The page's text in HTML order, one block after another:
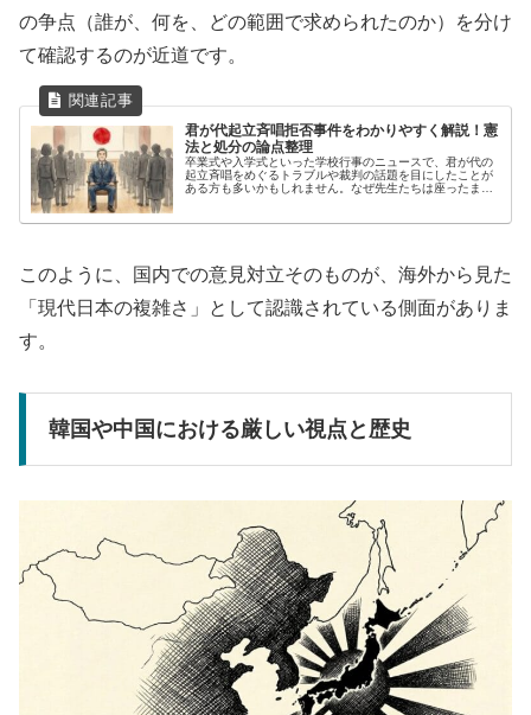
の争点（誰が、何を、どの範囲で求められたのか）を分け
て確認するのが近道です。
君が代起立斉唱拒否事件をわかりやすく解説！憲
法と処分の論点整理
卒業式や入学式といった学校行事のニュースで、君が代の
起立斉唱をめぐるトラブルや裁判の話題を目にしたことが
ある方も多いかもしれません。なぜ先生たちは座ったまま
このように、国内での意見対立そのものが、海外から見た
「現代日本の複雑さ」として認識されている側面がありま
す。
韓国や中国における厳しい視点と歴史